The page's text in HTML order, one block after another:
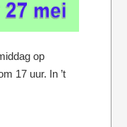
op
17 uur. In ’t